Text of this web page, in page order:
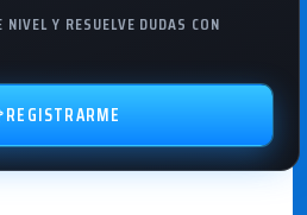
Y RESUELVE DUDAS CON
REGISTRARME